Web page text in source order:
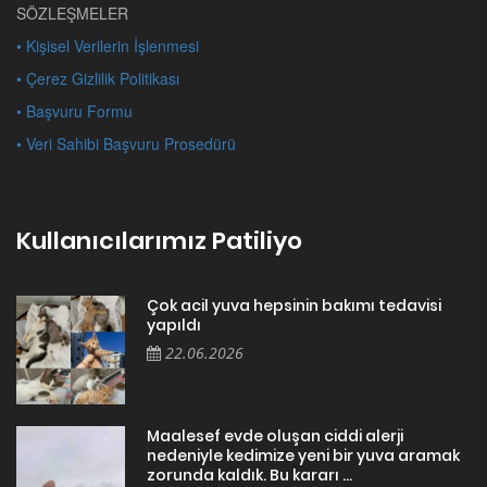
SÖZLEŞMELER
• Kişisel Verilerin İşlenmesi
• Çerez Gizlilik Politikası
• Başvuru Formu
• Veri Sahibi Başvuru Prosedürü
Kullanıcılarımız Patiliyo
Çok acil yuva hepsinin bakımı tedavisi
yapıldı
22.06.2026
Maalesef evde oluşan ciddi alerji
nedeniyle kedimize yeni bir yuva aramak
zorunda kaldık. Bu kararı ...